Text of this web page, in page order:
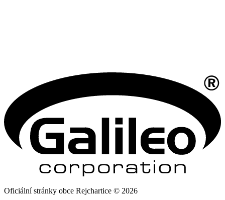
Oficiální stránky obce Rejchartice © 2026